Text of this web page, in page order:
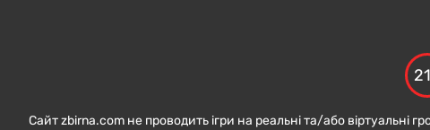
Сайт zbirna.com не проводить ігри на реальні та/або віртуальні